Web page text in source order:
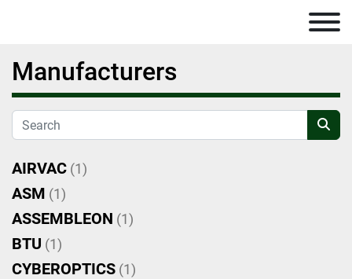
Manufacturers
AIRVAC (1)
ASM (1)
ASSEMBLEON (1)
BTU (1)
CYBEROPTICS (1)